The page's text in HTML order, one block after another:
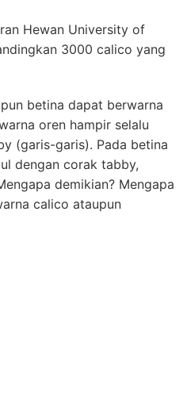
Hewan University of
3000 calico yang
betina dapat berwarna
oren hampir selalu
(garis-garis). Pada betina
dengan corak tabby,
demikian? Mengapa
calico ataupun